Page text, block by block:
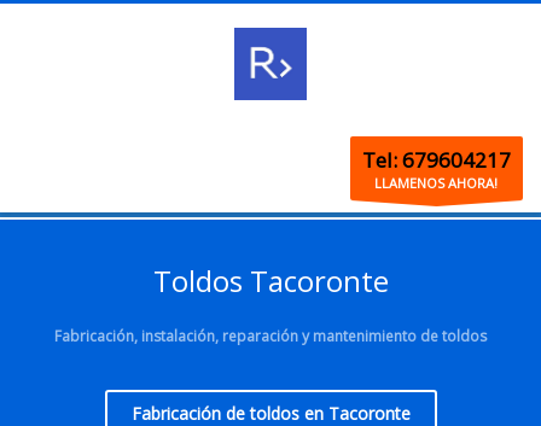
Tel: 679604217
LLAMENOS AHORA!
Toldos Tacoronte
Fabricación, instalación, reparación y mantenimiento de toldos
Fabricación de toldos en Tacoronte